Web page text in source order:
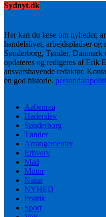
Sydnyt.dk
Her kan du læse om nyheder,
handelslivet, arbejdspladser og
Sønderborg, Tønder, Danmark
opdateres og redigeres af Erik
ansvarshavende redaktør.
en god historie.
Aabenraa
Haderslev
Sønderborg
Tønder
Arrangementer
Erhverv
Mad
Motor
Natur
NYHED
Politik
Sport